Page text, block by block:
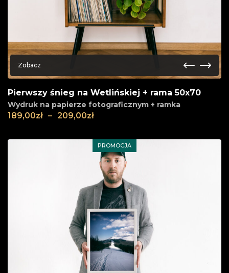
Zobacz
Pierwszy śnieg na Wetlińskiej + rama 50x70
Wydruk na papierze fotograficznym + ramka
189,00zł – 209,00zł
PROMOCJA